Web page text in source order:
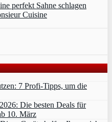
perfekt Sahne schlagen
Cuisine
7 Profi-Tipps, um die
Die besten Deals für
10. März